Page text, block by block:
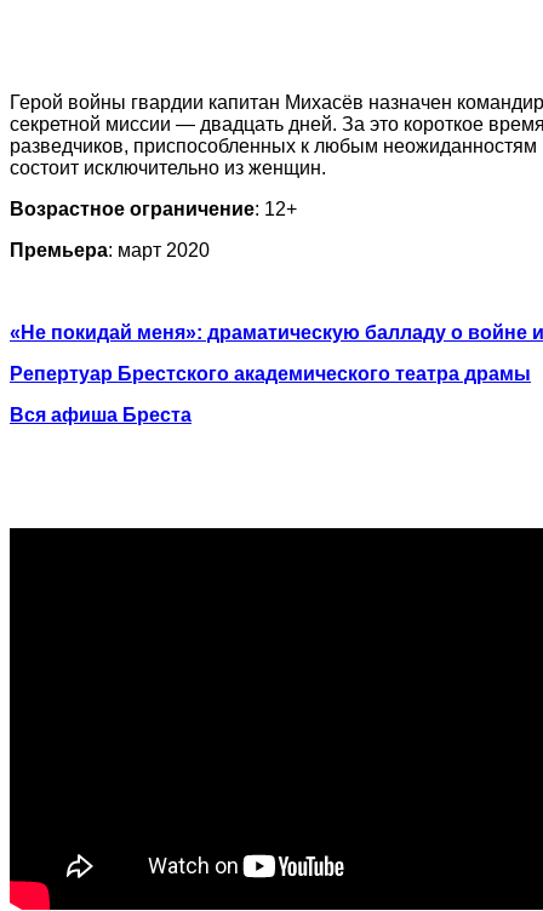
Герой войны гвардии капитан Михасёв назначен
секретной миссии — двадцать дней. За это короткое
разведчиков, приспособленных к любым
состоит исключительно из женщин.
Возрастное ограничение: 12+
Премьера: март 2020
«Не покидай меня»: драматическую балладу о войне
Репертуар Брестского академического театра драмы
Вся афиша Бреста